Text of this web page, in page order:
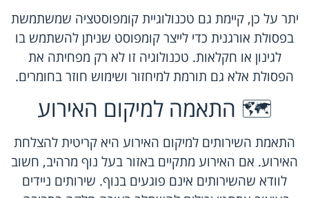
יתר על כן, קיימת גם טכנולוגיית קומפוסטציה שמשתמשת
בפסולת אורגנית כדי לייצר קומפוסט שניתן להשתמש בו
לגינון או חקלאות. טכנולוגיה זו לא רק מפחיתה את
הפסולת אלא גם תורמת למיחזור ושימוש חוזר בחומרים.
🗺️ התאמה למיקום האירוע
התאמת השירותים למיקום האירוע היא קריטית להצלחת
האירוע. אם האירוע מתקיים באזור בעל נוף מרהיב, חשוב
לוודא שהשירותים אינם פוגעים בנוף. שירותים ניידים